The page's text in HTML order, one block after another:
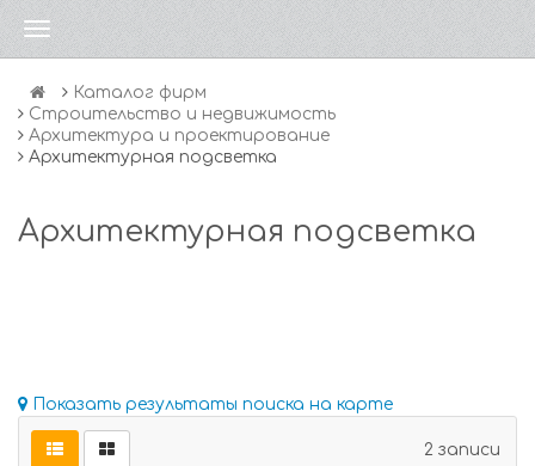
Каталог фирм
Строительство и недвижимость
Архитектура и проектирование
Архитектурная подсветка
Архитектурная подсветка
Показать результаты поиска на карте
2 записи